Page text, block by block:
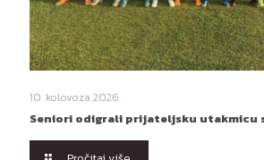
10. kolovoza 2026.
Seniori odigrali prijateljsku utakmicu